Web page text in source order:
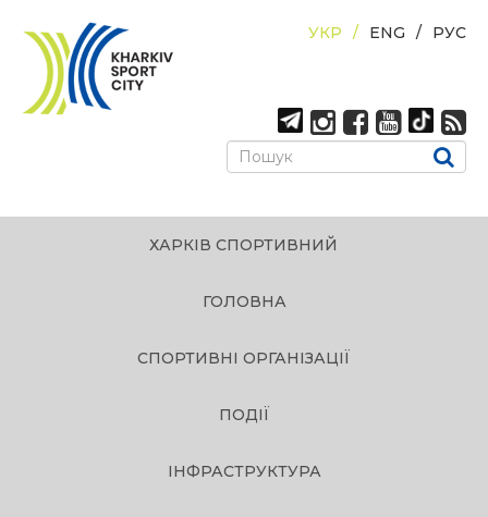
РУС
ENG
УКР
ХАРКІВ СПОРТИВНИЙ
ГОЛОВНА
СПОРТИВНІ ОРГАНІЗАЦІЇ
ПОДІЇ
ІНФРАСТРУКТУРА